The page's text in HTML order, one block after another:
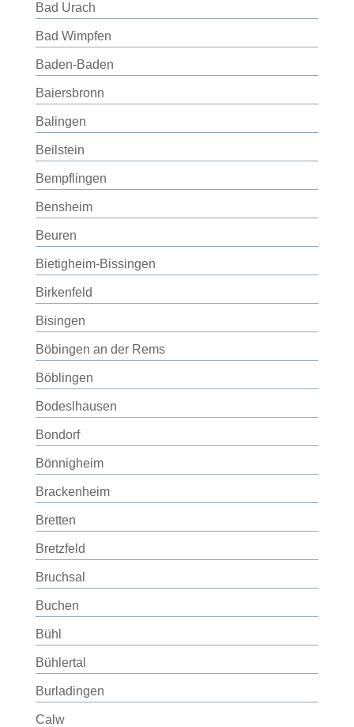
Bad Urach
Bad Wimpfen
Baden-Baden
Baiersbronn
Balingen
Beilstein
Bempflingen
Bensheim
Beuren
Bietigheim-Bissingen
Birkenfeld
Bisingen
Böbingen an der Rems
Böblingen
Bodeslhausen
Bondorf
Bönnigheim
Brackenheim
Bretten
Bretzfeld
Bruchsal
Buchen
Bühl
Bühlertal
Burladingen
Calw